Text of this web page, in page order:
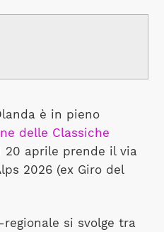
è in pieno
delle Classiche
20 aprile prende il via
2026 (ex Giro del
si svolge tra